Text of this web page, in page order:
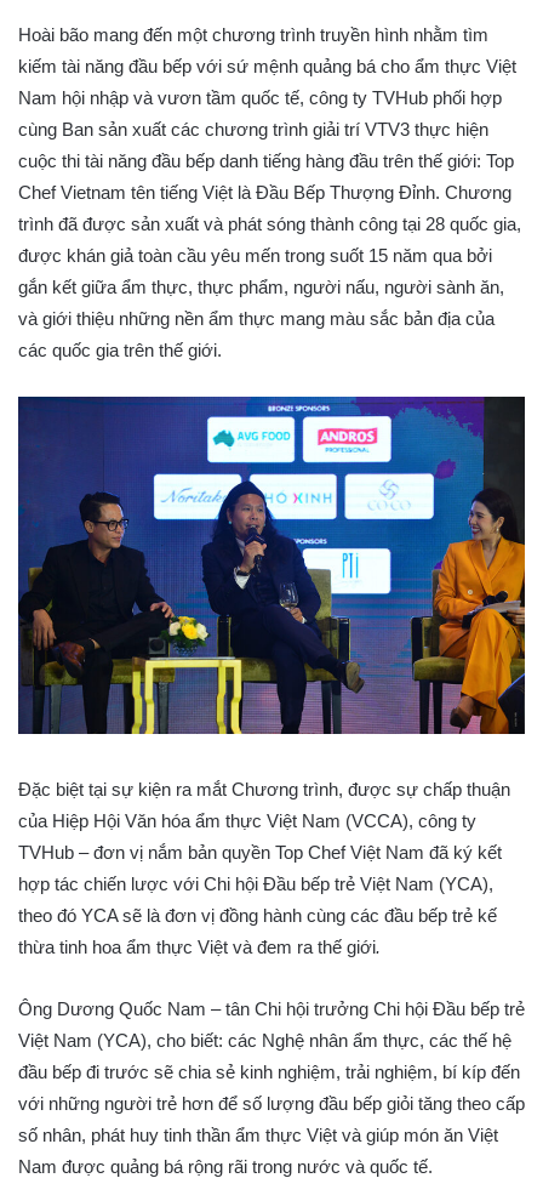
Hoài bão mang đến một chương trình truyền hình nhằm tìm
kiếm tài năng đầu bếp với sứ mệnh quảng bá cho ẩm thực Việt
Nam hội nhập và vươn tầm quốc tế, công ty TVHub phối hợp
cùng Ban sản xuất các chương trình giải trí VTV3 thực hiện
cuộc thi tài năng đầu bếp danh tiếng hàng đầu trên thế giới: Top
Chef Vietnam tên tiếng Việt là Đầu Bếp Thượng Đỉnh. Chương
trình đã được sản xuất và phát sóng thành công tại 28 quốc gia,
được khán giả toàn cầu yêu mến trong suốt 15 năm qua bởi
gắn kết giữa ẩm thực, thực phẩm, người nấu, người sành ăn,
và giới thiệu những nền ẩm thực mang màu sắc bản địa của
các quốc gia trên thế giới.
Đặc biệt tại sự kiện ra mắt Chương trình, được sự chấp thuận
của Hiệp Hội Văn hóa ẩm thực Việt Nam (VCCA), công ty
TVHub – đơn vị nắm bản quyền Top Chef Việt Nam đã ký kết
hợp tác chiến lược với Chi hội Đầu bếp trẻ Việt Nam (YCA),
theo đó YCA sẽ là đơn vị đồng hành cùng các đầu bếp trẻ kế
thừa tinh hoa ẩm thực Việt và đem ra thế giới.
Ông Dương Quốc Nam – tân Chi hội trưởng Chi hội Đầu bếp trẻ
Việt Nam (YCA), cho biết: các Nghệ nhân ẩm thực, các thế hệ
đầu bếp đi trước sẽ chia sẻ kinh nghiệm, trải nghiệm, bí kíp đến
với những người trẻ hơn để số lượng đầu bếp giỏi tăng theo cấp
số nhân, phát huy tinh thần ẩm thực Việt và giúp món ăn Việt
Nam được quảng bá rộng rãi trong nước và quốc tế.